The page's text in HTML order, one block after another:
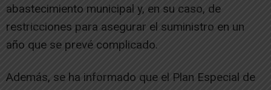
abastecimiento municipal y, en su caso, de
restricciones para asegurar el suministro en un
año que se prevé complicado.
Además, se ha informado que el Plan Especial de